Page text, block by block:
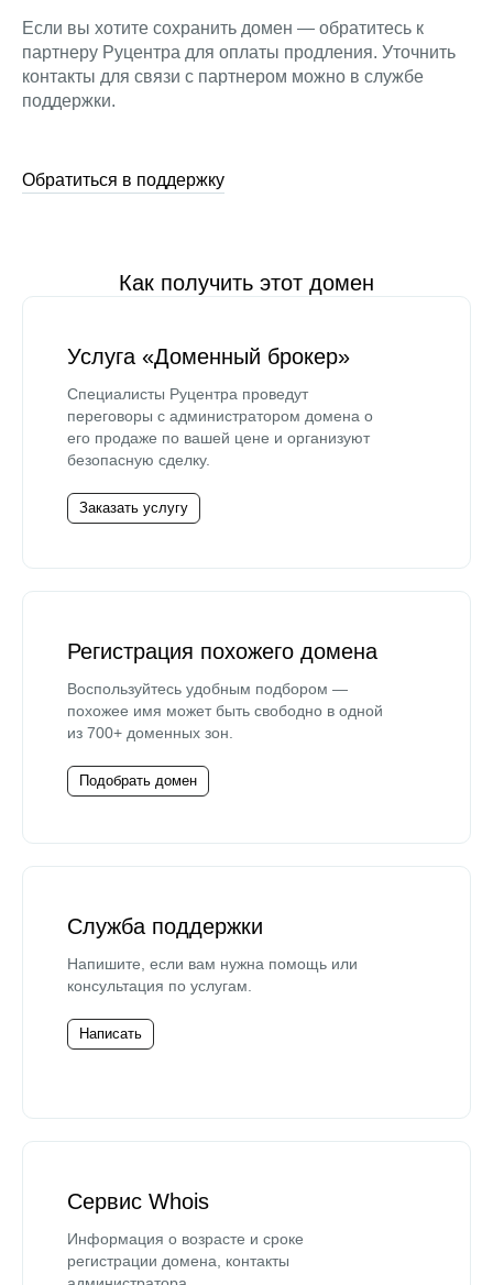
Если вы хотите сохранить домен — обратитесь к
партнеру Руцентра для оплаты продления. Уточнить
контакты для связи с партнером можно в службе
поддержки.
Обратиться в поддержку
Как получить этот домен
Услуга «Доменный брокер»
Специалисты Руцентра проведут
переговоры с администратором домена о
его продаже по вашей цене и организуют
безопасную сделку.
Заказать услугу
Регистрация похожего домена
Воспользуйтесь удобным подбором —
похожее имя может быть свободно в одной
из 700+ доменных зон.
Подобрать домен
Служба поддержки
Напишите, если вам нужна помощь или
консультация по услугам.
Написать
Сервис Whois
Информация о возрасте и сроке
регистрации домена, контакты